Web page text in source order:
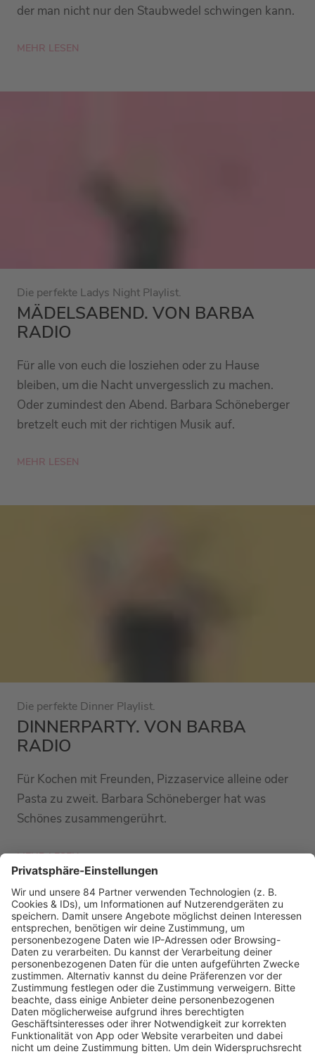
der man nicht nur den Staubwedel schwingen kann.
MEHR LESEN
Die perfekte Ladys Night Playlist.
MÄDELSABEND. VON BARBA
RADIO
Für alle von euch die losziehen oder zu Hause
bleiben, um die Nacht unvergesslich zu machen.
Oder zumindest den Abend. Barbara Schöneberger
bretzelt euch mit der richtigen Musik auf.
MEHR LESEN
Die perfekte Dinner Playlist.
DINNERPARTY. VON BARBA
RADIO
Für Kochen mit Freunden, Pizzaservice alleine oder
Pasta zu zweit. Barbara Schöneberger hat was
Schönes zusammengerührt.
MEHR LESEN
ALLE RADIOS!
HOME
RADIOS
barba radio